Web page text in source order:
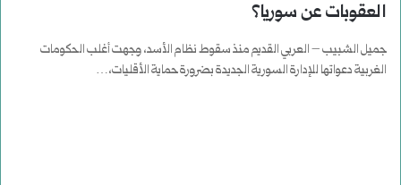
العقوبات عن سوريا؟
جميل الشبيب – العربي القديم منذ سقوط نظام الأسد، وجهت أغلب الحكومات
الغربية دعواتها للإدارة السورية الجديدة بضرورة حماية الأقليات،…